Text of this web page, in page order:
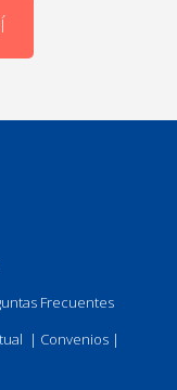
Frecuentes
| Convenios|